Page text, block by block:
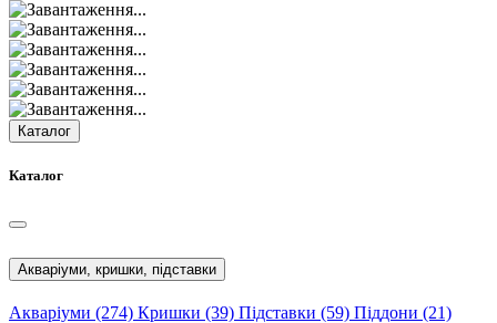
Каталог
Каталог
Акваріуми, кришки, підставки
Акваріуми (274) Кришки (39) Підставки (59) Піддони (21)